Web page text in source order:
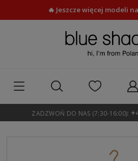
🔥 Jeszcze więcej modeli
ZADZWOŃ DO NAS (7:30-16:00):